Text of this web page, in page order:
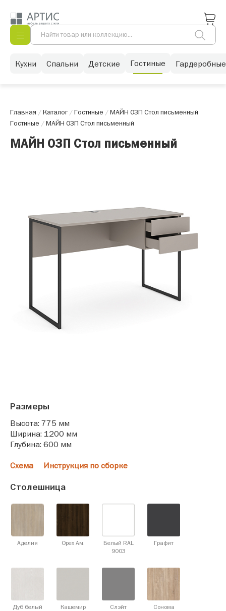
Кухни Спальни Детские Гостиные Гардеробные
Главная /Каталог/Гостиные /МАЙН 03П Стол письменный
Гостиные /МАЙН 03П Стол письменный
МАЙН 03П Стол письменный
Размеры
Высота: 775 мм
Ширина: 1200 мм
Глубина: 600 мм
Схема Инструкция по сборке
Столешница
Аделия Орех Ам.
Белый RAL
9003
Графит
Дуб белый Кашемир Слэйт Сонома